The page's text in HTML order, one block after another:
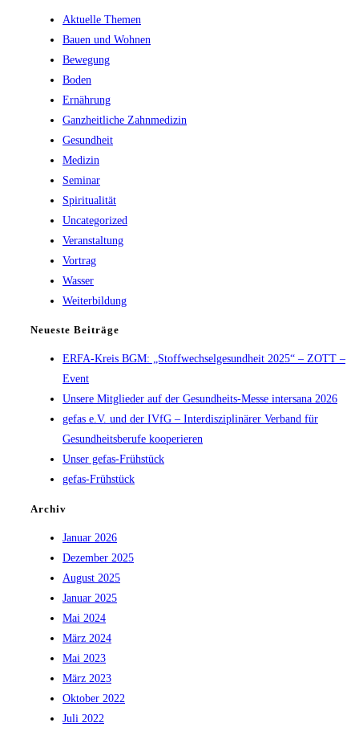
Aktuelle Themen
Bauen und Wohnen
Bewegung
Boden
Ernährung
Ganzheitliche Zahnmedizin
Gesundheit
Medizin
Seminar
Spiritualität
Uncategorized
Veranstaltung
Vortrag
Wasser
Weiterbildung
Neueste Beiträge
ERFA-Kreis BGM: „Stoffwechselgesundheit 2025“ – ZOTT –
Event
Unsere Mitglieder auf der Gesundheits-Messe intersana 2026
gefas e.V. und der IVfG – Interdisziplinärer Verband für
Gesundheitsberufe kooperieren
Unser gefas-Frühstück
gefas-Frühstück
Archiv
Januar 2026
Dezember 2025
August 2025
Januar 2025
Mai 2024
März 2024
Mai 2023
März 2023
Oktober 2022
Juli 2022